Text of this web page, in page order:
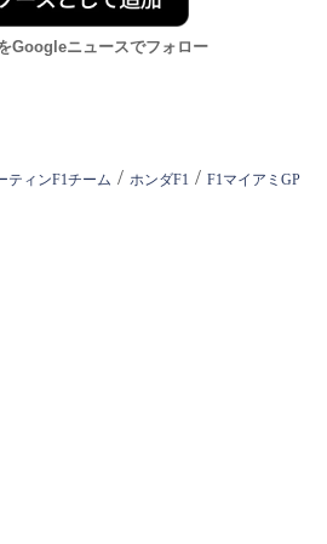
Googleニュースでフォロー
ティンF1チーム / ホンダF1 / F1マイアミGP